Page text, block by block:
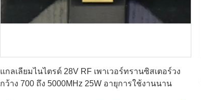
แกลเลียมไนไตรด์ 28V RF เพาเวอร์ทรานซิสเตอร์วง
กว้าง 700 ถึง 5000MHz 25W อายุการใช้งานนาน